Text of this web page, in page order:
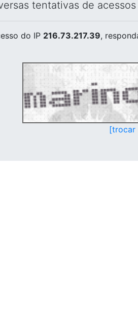
tentativas de
do IP 216.73.217.39,
[trocar